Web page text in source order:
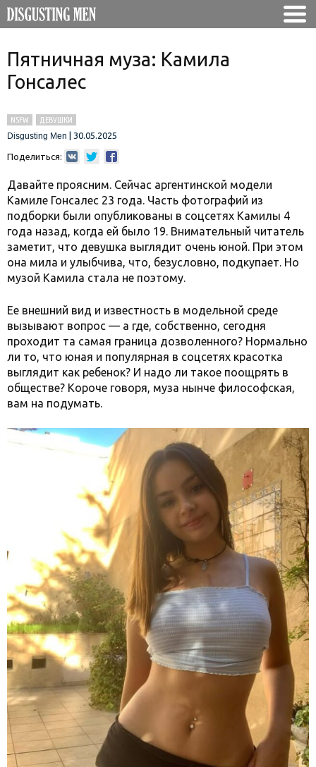
Пятничная муза: Камила
Гонсалес
NSFW
ДЕВУШКИ
Disgusting Men
30.05.2025
Поделиться:
Давайте проясним. Сейчас аргентинской модели
Камиле Гонсалес 23 года. Часть фотографий из
подборки были опубликованы в соцсетях Камилы 4
года назад, когда ей было 19. Внимательный читатель
заметит, что девушка выглядит очень юной. При этом
она мила и улыбчива, что, безусловно, подкупает. Но
музой Камила стала не поэтому.
Ее внешний вид и известность в модельной среде
вызывают вопрос — а где, собственно, сегодня
проходит та самая граница дозволенного? Нормально
ли то, что юная и популярная в соцсетях красотка
выглядит как ребенок? И надо ли такое поощрять в
обществе? Короче говоря, муза нынче философская,
вам на подумать.